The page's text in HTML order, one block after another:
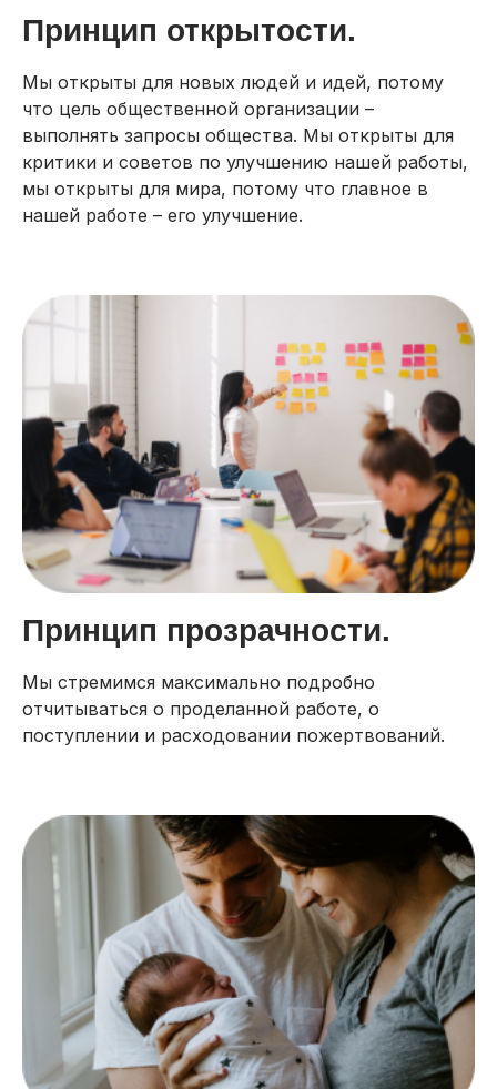
Принцип открытости.
Мы открыты для новых людей и идей, потому
что цель общественной организации –
выполнять запросы общества. Мы открыты для
критики и советов по улучшению нашей работы,
мы открыты для мира, потому что главное в
нашей работе – его улучшение.
Принцип прозрачности.
Мы стремимся максимально подробно
отчитываться о проделанной работе, о
поступлении и расходовании пожертвований.